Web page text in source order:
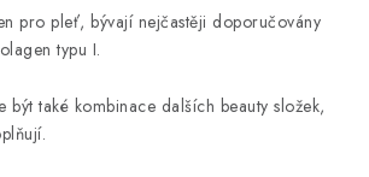
pro pleť, bývají nejčastěji doporučovány
typu I.
být také kombinace dalších beauty složek,